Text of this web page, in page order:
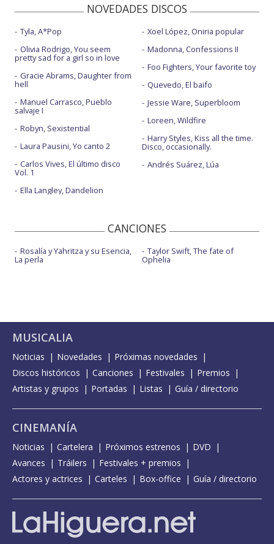
NOVEDADES DISCOS
Tyla, A*Pop
Olivia Rodrigo, You seem
pretty sad for a girl so in love
Gracie Abrams, Daughter from
hell
Manuel Carrasco, Pueblo
salvaje I
Robyn, Sexistential
Laura Pausini, Yo canto 2
Carlos Vives, El último disco
Vol. 1
Ella Langley, Dandelion
Xoel López, Oniria popular
Madonna, Confessions II
Foo Fighters, Your favorite toy
Quevedo, El baifo
Jessie Ware, Superbloom
Loreen, Wildfire
Harry Styles, Kiss all the time.
Disco, occasionally.
Andrés Suárez, Lúa
CANCIONES
Rosalía y Yahritza y su Esencia,
La perla
Taylor Swift, The fate of
Ophelia
MUSICALIA
Noticias Novedades
Próximas novedades
Discos históricos
Canciones Festivales
Premios
Artistas y grupos
Portadas Listas Guía / directorio
CINEMANÍA
Noticias Cartelera Próximos estrenos
DVD
Avances
Tráilers
Festivales + premios
Actores y actrices
Carteles Box-office Guía / directorio